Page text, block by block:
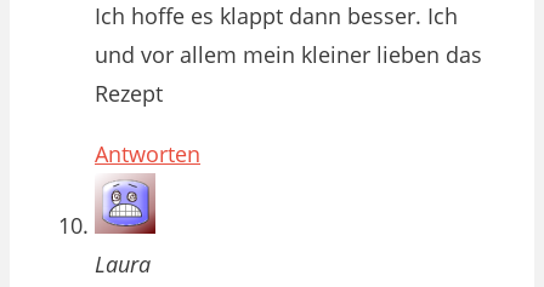
Ich hoffe es klappt dann besser. Ich
und vor allem mein kleiner lieben das
Rezept
Antworten
Laura